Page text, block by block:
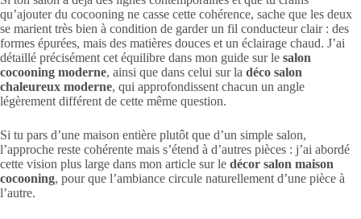
qu’ajouter du cocooning ne casse cette cohérence, sache que les deux
se marient très bien à condition de garder un fil conducteur clair : des
formes épurées, mais des matières douces et un éclairage chaud. J’ai
détaillé précisément cet équilibre dans mon guide sur le salon
cocooning moderne, ainsi que dans celui sur la déco salon
chaleureux moderne, qui approfondissent chacun un angle
légèrement différent de cette même question.
Si tu pars d’une maison entière plutôt que d’un simple salon,
l’approche reste cohérente mais s’étend à d’autres pièces : j’ai abordé
cette vision plus large dans mon article sur le décor salon maison
cocooning, pour que l’ambiance circule naturellement d’une pièce à
l’autre.